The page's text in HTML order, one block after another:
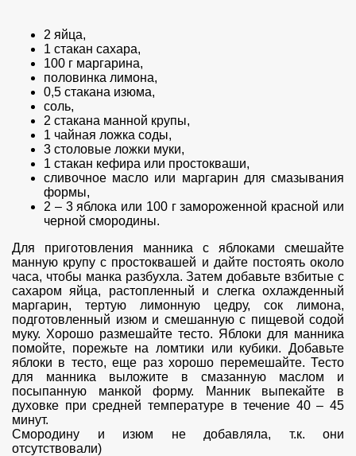
2 яйца,
1 стакан сахара,
100 г маргарина,
половинка лимона,
0,5 стакана изюма,
соль,
2 стакана манной крупы,
1 чайная ложка соды,
3 столовые ложки муки,
1 стакан кефира или простокваши,
сливочное масло или маргарин для смазывания
формы,
2 – 3 яблока или 100 г замороженной красной или
черной смородины.
Для приготовления манника с яблоками смешайте
манную крупу с простоквашей и дайте постоять около
часа, чтобы манка разбухла. Затем добавьте взбитые с
сахаром яйца, растопленный и слегка охлажденный
маргарин, тертую лимонную цедру, сок лимона,
подготовленный изюм и смешанную с пищевой содой
муку. Хорошо размешайте тесто. Яблоки для манника
помойте, порежьте на ломтики или кубики. Добавьте
яблоки в тесто, еще раз хорошо перемешайте. Тесто
для манника выложите в смазанную маслом и
посыпанную манкой форму. Манник выпекайте в
духовке при средней температуре в течение 40 – 45
минут.
Смородину и изюм не добавляла, т.к. они
отсутствовали)